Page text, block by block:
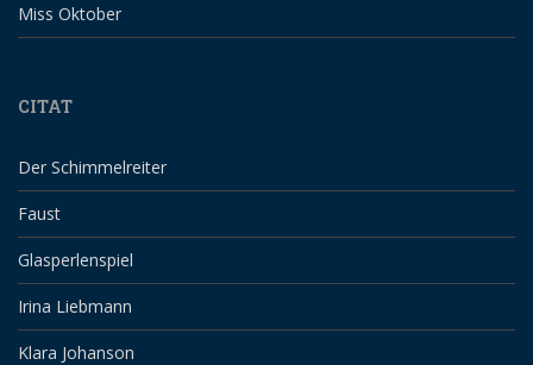
Miss Oktober
CITAT
Der Schimmelreiter
Faust
Glasperlenspiel
Irina Liebmann
Klara Johanson